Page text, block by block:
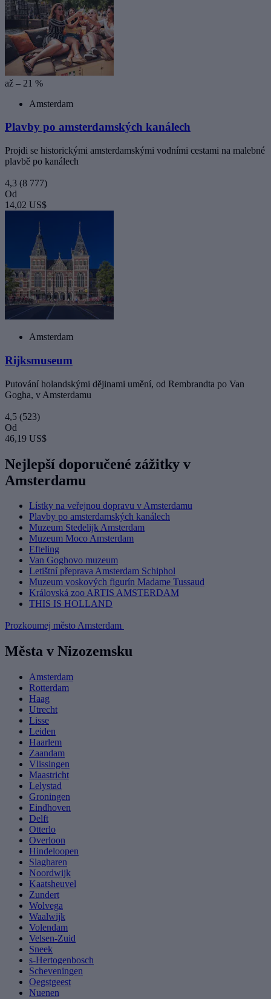
až – 21 %
Amsterdam
Plavby po amsterdamských kanálech
Projdi se historickými amsterdamskými vodními cestami na malebné
plavbě po kanálech
4,3 (8 777)
Od
14,02 US$
Amsterdam
Rijksmuseum
Putování holandskými dějinami umění, od Rembrandta po Van
Gogha, v Amsterdamu
4,5 (523)
Od
46,19 US$
Nejlepší doporučené zážitky v
Amsterdamu
Lístky na veřejnou dopravu v Amsterdamu
Plavby po amsterdamských kanálech
Muzeum Stedelijk Amsterdam
Muzeum Moco Amsterdam
Efteling
Van Goghovo muzeum
Letištní přeprava Amsterdam Schiphol
Muzeum voskových figurín Madame Tussaud
Královská zoo ARTIS AMSTERDAM
THIS IS HOLLAND
Prozkoumej město Amsterdam
Města v Nizozemsku
Amsterdam
Rotterdam
Haag
Utrecht
Lisse
Leiden
Haarlem
Zaandam
Vlissingen
Maastricht
Lelystad
Groningen
Eindhoven
Delft
Otterlo
Overloon
Hindeloopen
Slagharen
Noordwijk
Kaatsheuvel
Zundert
Wolvega
Waalwijk
Volendam
Velsen-Zuid
Sneek
s-Hertogenbosch
Scheveningen
Oegstgeest
Nuenen